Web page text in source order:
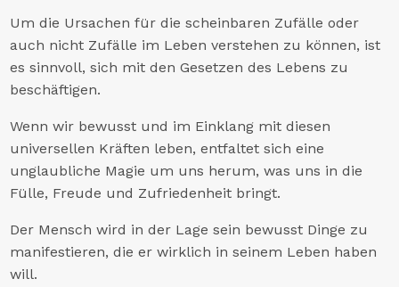
Um die Ursachen für die scheinbaren Zufälle oder
auch nicht Zufälle im Leben verstehen zu können, ist
es sinnvoll, sich mit den Gesetzen des Lebens zu
beschäftigen.
Wenn wir bewusst und im Einklang mit diesen
universellen Kräften leben, entfaltet sich eine
unglaubliche Magie um uns herum, was uns in die
Fülle, Freude und Zufriedenheit bringt.
Der Mensch wird in der Lage sein bewusst Dinge zu
manifestieren, die er wirklich in seinem Leben haben
will.